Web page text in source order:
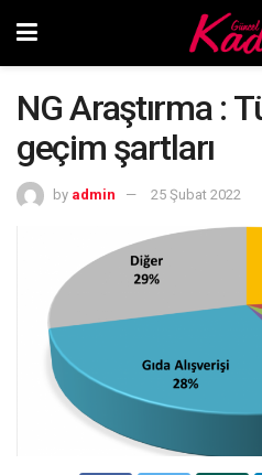
NG Araştırma :
geçim şartları
by admin 25 Şubat 2022